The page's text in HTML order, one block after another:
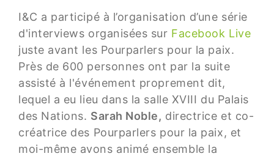
I&C a participé à l’organisation d’une série
d'interviews organisées sur Facebook Live
juste avant les Pourparlers pour la paix.
Près de 600 personnes ont par la suite
assisté à l'événement proprement dit,
lequel a eu lieu dans la salle XVIII du Palais
des Nations. Sarah Noble, directrice et co-
créatrice des Pourparlers pour la paix, et
moi-même avons animé ensemble la